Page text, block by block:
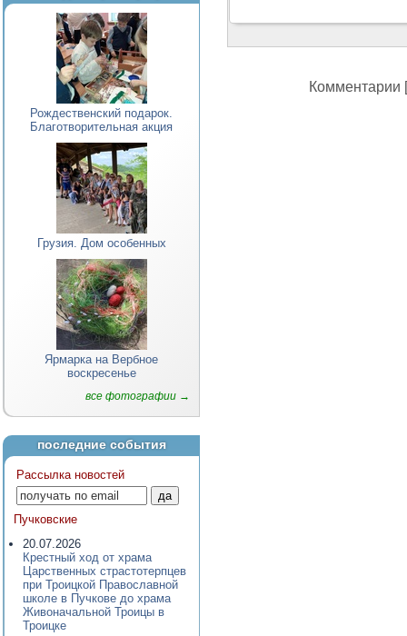
Рождественский подарок.
Благотворительная акция
Грузия. Дом особенных
Ярмарка на Вербное
воскресенье
все фотографии →
последние события
Рассылка новостей
Пучковские
20.07.2026
Крестный ход от храма
Царственных страстотерпцев
при Троицкой Православной
школе в Пучкове до храма
Живоначальной Троицы в
Троицке
Комментарии